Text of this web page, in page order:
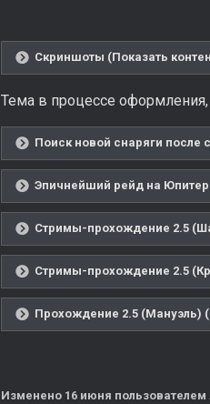
Скриншоты (Показать
Тема в процессе
Поиск новой снаряги после
Эпичнейший рейд на Юпитер
Стримы-прохождение 2.5
Стримы-прохождение 2.5
Прохождение 2.5 (Мануэль)
Изменено 16 июня